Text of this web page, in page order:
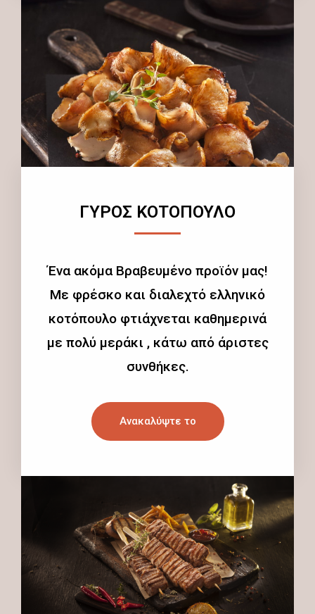
ΓΥΡΟΣ ΚΟΤΟΠΟΥΛΟ
Ένα ακόμα Βραβευμένο προϊόν μας!
Με φρέσκο και διαλεχτό ελληνικό
κοτόπουλο φτιάχνεται καθημερινά
με πολύ μεράκι , κάτω από άριστες
συνθήκες.
Ανακαλύψτε το